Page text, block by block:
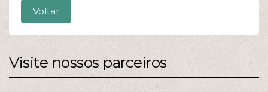
Voltar
Visite nossos parceiros